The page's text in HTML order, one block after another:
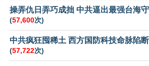
操弄仇日弄巧成拙 中共逼出最强台海
(57,600次)
中共疯狂囤稀土 西方国防科技命脉陷
(57,722次)